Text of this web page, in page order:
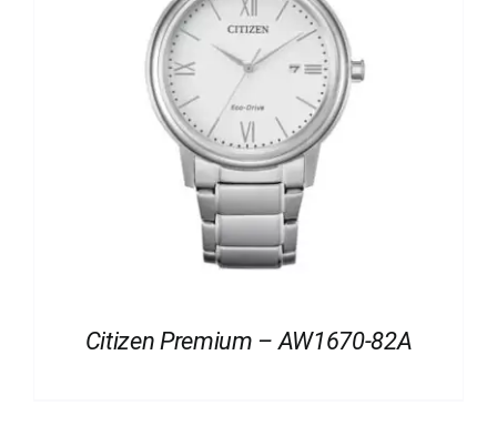
Citizen Premium – AW1670-82A